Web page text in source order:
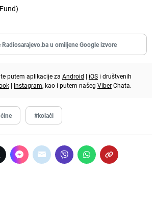
Radiosarajevo.ba u omiljene Google izvore
putem aplikacije za Android | iOS i društvenih
| Instagram, kao i putem našeg ViberChata.
#kolači